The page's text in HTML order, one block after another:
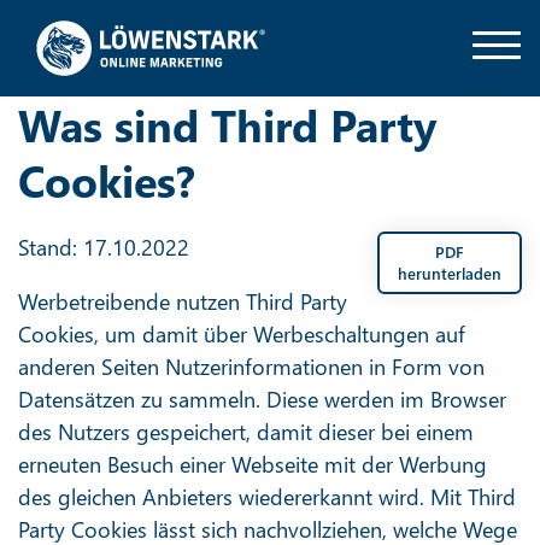
Was sind Third Party
Cookies?
PDF
herunterladen
Stand: 17.10.2022
Werbetreibende nutzen Third Party
Cookies, um damit über Werbeschaltungen auf
anderen Seiten Nutzerinformationen in Form von
Datensätzen zu sammeln. Diese werden im Browser
des Nutzers gespeichert, damit dieser bei einem
erneuten Besuch einer Webseite mit der Werbung
des gleichen Anbieters wiedererkannt wird. Mit Third
Party Cookies lässt sich nachvollziehen, welche Wege